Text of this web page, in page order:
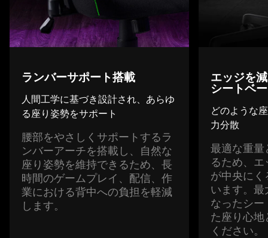
ランバーサポート搭載
人間工学に基づき設計され、あらゆ
る座り姿勢をサポート
腰部をやさしくサポートするラ
ンバーアーチを搭載し、自然な
座り姿勢を維持できるため、長
時間のゲームプレイ、配信、作
業における背中への負担を軽減
し ます。
エッジを
シートベ
どのような
力分散
最適な重量
るため、
が中央に
います。
なったシ
た座り心
ください。